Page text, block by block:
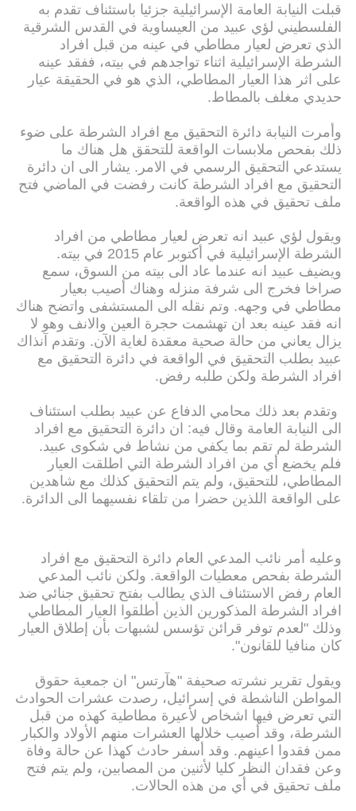
قبلت النيابة العامة الإسرائيلية جزئيا باستئناف تقدم به
الفلسطيني لؤي عبيد من العيساوية في القدس الشرقية
الذي تعرض لعيار مطاطي في عينه من قبل افراد
الشرطة الإسرائيلية اثناء تواجدهم في بيته، ففقد عينه
على اثر هذا العيار المطاطي، الذي هو في الحقيقة عيار
حديدي مغلف بالمطاط.
وأمرت النيابة دائرة التحقيق مع افراد الشرطة على ضوء
ذلك بفحص ملابسات الواقعة للتحقق هل هناك ما
يستدعي التحقيق الرسمي في الامر. يشار الى ان دائرة
التحقيق مع افراد الشرطة كانت رفضت في الماضي فتح
ملف تحقيق في هذه الواقعة.
ويقول لؤي عبيد انه تعرض لعيار مطاطي من افراد
الشرطة الإسرائيلية في أكتوبر عام 2015 في بيته.
ويضيف عبيد انه عندما عاد الى بيته من السوق، سمع
صراخا فخرج الى شرفة منزله وهناك أصيب بعيار
مطاطي في وجهه. وتم نقله الى المستشفى واتضح هناك
انه فقد عينه بعد ان تهشمت حجرة العين والانف وهو لا
يزال يعاني من حالة صحية معقدة لغاية الآن. وتقدم آنذاك
عبيد بطلب التحقيق في الواقعة في دائرة التحقيق مع
افراد الشرطة ولكن طلبه رفض.
وتقدم بعد ذلك محامي الدفاع عن عبيد بطلب استئناف
الى النيابة العامة وقال فيه: ان دائرة التحقيق مع افراد
الشرطة لم تقم بما يكفي من نشاط في شكوى عبيد.
فلم يخضع أي من افراد الشرطة التي اطلقت العيار
المطاطي، للتحقيق، ولم يتم التحقيق كذلك مع شاهدين
على الواقعة اللذين حضرا من تلقاء نفسيهما الى الدائرة.
وعليه أمر نائب المدعي العام دائرة التحقيق مع افراد
الشرطة بفحص معطيات الواقعة. ولكن نائب المدعي
العام رفض الاستئناف الذي يطالب بفتح تحقيق جنائي ضد
افراد الشرطة المذكورين الذين أطلقوا العيار المطاطي
وذلك "لعدم توفر قرائن تؤسس لشبهات بأن إطلاق العيار
كان منافيا للقانون".
ويقول تقرير نشرته صحيفة "هآرتس" ان جمعية حقوق
المواطن الناشطة في إسرائيل، رصدت عشرات الحوادث
التي تعرض فيها اشخاص لأعيرة مطاطية كهذه من قبل
الشرطة، وقد أصيب خلالها العشرات منهم الأولاد والكبار
ممن فقدوا اعينهم. وقد أسفر حادث كهذا عن حالة وفاة
وعن فقدان النظر كليا لأثنين من المصابين، ولم يتم فتح
ملف تحقيق في أي من هذه الحالات.